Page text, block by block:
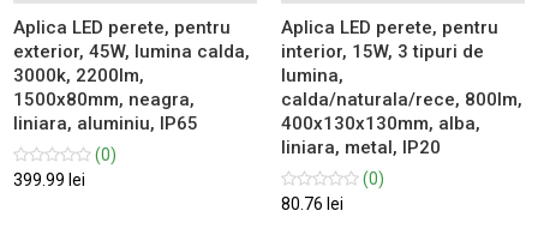
Aplica LED perete, pentru
exterior, 45W, lumina calda,
3000k, 2200lm,
1500x80mm, neagra,
liniara, aluminiu, IP65
(0)
399.99 lei
Aplica LED perete, pentru
interior, 15W, 3 tipuri de
lumina,
calda/naturala/rece, 800lm,
400x130x130mm, alba,
liniara, metal, IP20
(0)
80.76 lei